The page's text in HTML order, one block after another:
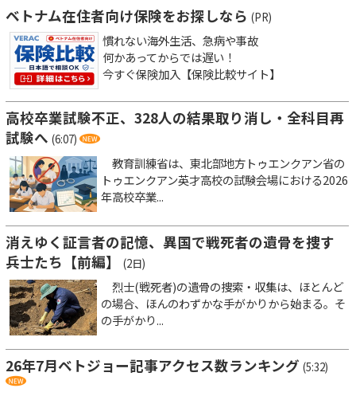
ベトナム在住者向け保険をお探しなら (PR)
慣れない海外生活、急病や事故
何かあってからでは遅い！
今すぐ保険加入【保険比較サイト】
高校卒業試験不正、328人の結果取り消し・全科目再
試験へ (6:07)
教育訓練省は、東北部地方トゥエンクアン省の
トゥエンクアン英才高校の試験会場における2026
年高校卒業...
消えゆく証言者の記憶、異国で戦死者の遺骨を捜す
兵士たち【前編】
(2日)
烈士(戦死者)の遺骨の捜索・収集は、ほとんど
の場合、ほんのわずかな手がかりから始まる。そ
の手がかり...
26年7月ベトジョー記事アクセス数ランキング (5:32)